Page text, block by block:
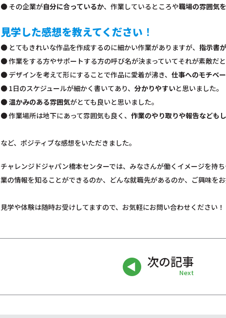
● その企業が自分に合っているか、作業しているところや職場の雰囲気
見学した感想を教えてください ！
● とてもきれいな作品を作成するのに細かい作業がありますが、 指示書
● 作業をする方やサポートする方の呼び名が決まっていてそれが素敵だと
● デザインを考えて形にすることで作品に愛着が沸き、 仕事へのモチベ
● 1日のスケジュールが細かく書いてあり、 分かりやすいと思いました。
●温かみのある雰囲気がとても良いと思いました。
● 作業場所は地下にあって雰囲気も良く、 作業のやり取りや報告なども
など、ポジティブな感想をいただきました。
チャレンジドジャパン橋本センターでは、みなさんが働くイメージを持ち
業の情報を知ることができるのか、どんな就職先があるのか、ご興味を
見学や体験は随時お受けしてますので、お気軽にお問い合わせください！
次の記事
Next